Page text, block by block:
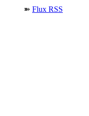
➽ Flux RSS